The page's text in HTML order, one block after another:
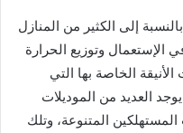
إلى الكثير من المنازل
الإستعمال وتوزيع الحرارة
الخاصة بها التي
العديد من الموديلات
المستهلكين المتنوعة، وتلك